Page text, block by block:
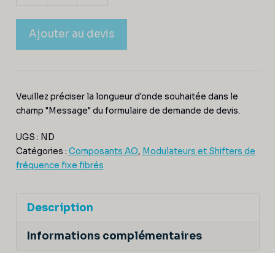
Ajouter au devis
Veuillez préciser la longueur d'onde souhaitée dans le
champ "Message" du formulaire de demande de devis.
UGS : ND
Catégories : Composants AO, Modulateurs et Shifters de
fréquence fixe fibrés
Description
Informations complémentaires